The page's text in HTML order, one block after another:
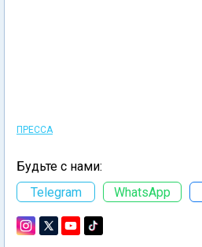
ПРЕССА
Будьте с нами:
Telegram
WhatsApp